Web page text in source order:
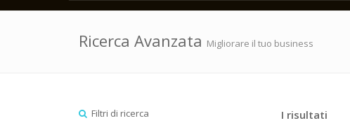
Ricerca Avanzata Migliorare il tuo business
Filtri di ricerca I risultati